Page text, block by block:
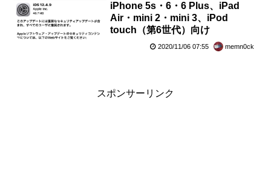
iPhone 5s・6・6 Plus、iPad
Air・mini 2・mini 3、iPod
touch（第6世代）向け
2020/11/06 07:55 memn0ck
スポンサーリンク